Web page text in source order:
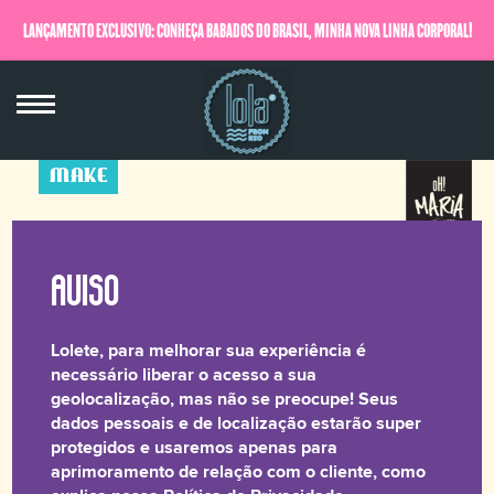
LANÇAMENTO EXCLUSIVO: CONHEÇA BABADOS DO BRASIL, MINHA NOVA LINHA CORPORAL!
QUERO SABER MAIS
MAKE
oH! Contorno
☆☆☆☆☆
Nosso Duo de Contorno com aplicação suave e
uniforme que permite a construção da cor, com
acabamento natural e longa duração, veio com tudo
Lolete, para melhorar sua experiência é
necessário liberar o acesso a sua
geolocalização, mas não se preocupe! Seus
dados pessoais e de localização estarão super
protegidos e usaremos apenas para
aprimoramento de relação com o cliente, como